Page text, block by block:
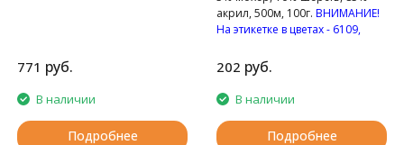
771 руб.
В наличии
Подробнее
акрил, 500м, 100г. ВНИМАНИЕ!
На этикетке в цветах - 6109,
мохер, 60% акрил.
202 руб.
В наличии
Подробнее